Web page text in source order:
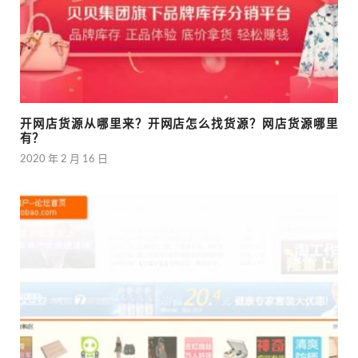
开网店货源从哪里来？开网店怎么找货源？网店货源哪里
有？
2020 年 2 月 16 日